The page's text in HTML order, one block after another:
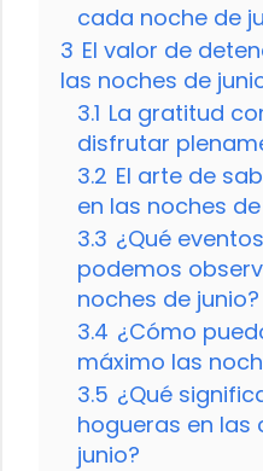
cada noche de
3 El valor de
las noches de
3.1 La gratitud
disfrutar
3.2 El arte de
en las noches
3.3 ¿Qué
podemos
noches de junio?
3.4 ¿Cómo
máximo las
3.5 ¿Qué
hogueras en las
junio?